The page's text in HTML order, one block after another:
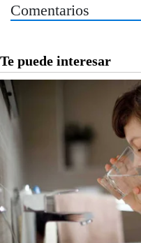
Comentarios